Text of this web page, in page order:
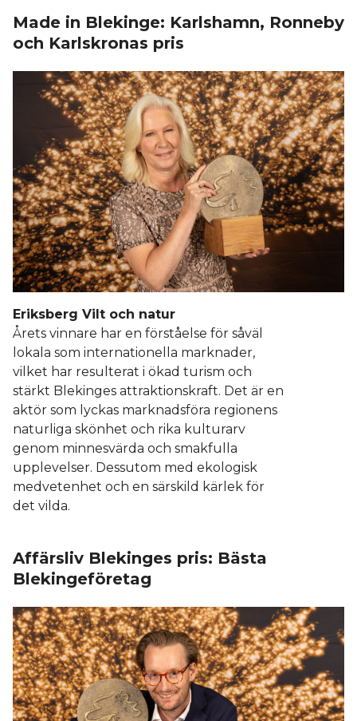
Made in Blekinge: Karlshamn, Ronneby
och Karlskronas pris
Eriksberg Vilt och natur
Årets vinnare har en förståelse för såväl
lokala som internationella marknader,
vilket har resulterat i ökad turism och
stärkt Blekinges attraktionskraft. Det är en
aktör som lyckas marknadsföra regionens
naturliga skönhet och rika kulturarv
genom minnesvärda och smakfulla
upplevelser. Dessutom med ekologisk
medvetenhet och en särskild kärlek för
det vilda.
Affärsliv Blekinges pris: Bästa
Blekingeföretag